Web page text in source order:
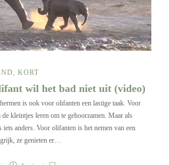
, KORT
wil het bad niet uit (video)
is ook voor olifanten een lastige taak. Voor
kleintjes leren om te gehoorzamen. Maar als
anders. Voor olifanten is het nemen van een
ze genieten er…